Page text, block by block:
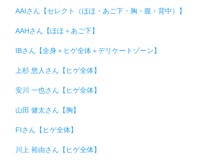
AAIさん【セレクト（ほほ・あご下・胸・腹・背中）】
AAHさん【ほほ＋あご下】
IBさん【全身＋ヒゲ全体＋デリケートゾーン】
上杉 悠人さん【ヒゲ全体】
安川 一也さん【ヒゲ全体】
山田 健太さん【胸】
FIさん【ヒゲ全体】
川上 裕由さん【ヒゲ全体】